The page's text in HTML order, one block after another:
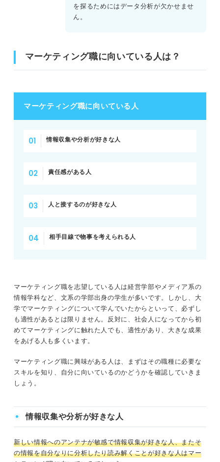
を探るためにはデータ分析が欠かせませ
ん。
マーケティング職に向いている人は？
マーケティング職に向いている人
情報収集や分析が好きな人
責任感がある人
人と接するのが好きな人
相手目線で物事を考えられる人
マーケティング職を志望している人は経営学部やメディア系の
情報学科など、文系の学部出身の学生が多いです。しかし、大
学でマーケティングについて学んでいたからといって、必ずし
も適性があるとは限りません。反対に、社会人になってから初
めてマーケティングに触れた人でも、適性があり、大きな成果
をあげる人も多くいます。
マーケティング職に興味がある人は、まずはその職種に必要な
スキルを知り、自分に向いているのかどうかを確認していきま
しょう。
情報収集や分析が好きな人
新しい情報へのアンテナが敏感で情報収集が好きな人、またそ
の情報を自分なりに分析したり読み解くことが好きな人はマー